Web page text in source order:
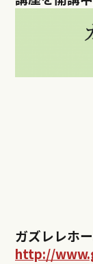
ガズレレホ
http://